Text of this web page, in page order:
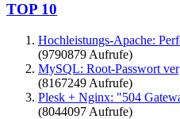
TOP 10
Hochleistungs-Apache:
(9790879 Aufrufe)
MySQL: Root-Passwort
(8167249 Aufrufe)
Plesk + Nginx: "504
(8044097 Aufrufe)